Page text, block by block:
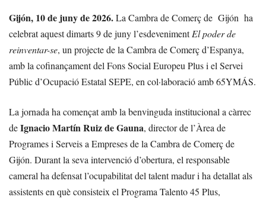
Gijón, 10 de juny de 2026.La Cambra de Comerç de Gijón ha
celebrat aquest dimarts 9 de juny l’esdevenimentEl poder de
reinventar-se, un projecte de la Cambra de Comerç d’Espanya,
amb la cofinançament del Fons Social Europeu Plus i el Servei
Públic d’Ocupació Estatal SEPE, en col·laboració amb 65YMÁS.
La jornada ha començat amb la benvinguda institucional a càrrec
deIgnacio Martín Ruiz de Gauna, director de l’Àrea de
Programes i Serveis a Empreses de la Cambra de Comerç de
Gijón. Durant la seva intervenció d’obertura, el responsable
cameral ha defensat l’ocupabilitat del talent madur i ha detallat als
assistents en què consisteix el Programa Talento 45 Plus,